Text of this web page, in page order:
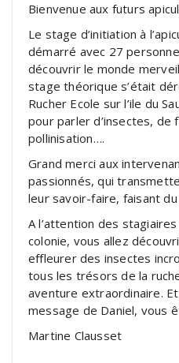
Bienvenue aux futurs
Le stage d’initiation à
démarré avec 27
découvrir le monde
stage théorique s’était
Rucher Ecole sur l’ile du
pour parler d’insectes, de
pollinisation….
Grand merci aux
passionnés, qui
leur savoir-faire, faisant
A l’attention des
colonie, vous allez
effleurer des insectes
tous les trésors de la
aventure extraordinaire.
message de Daniel, vous
Martine Clausset